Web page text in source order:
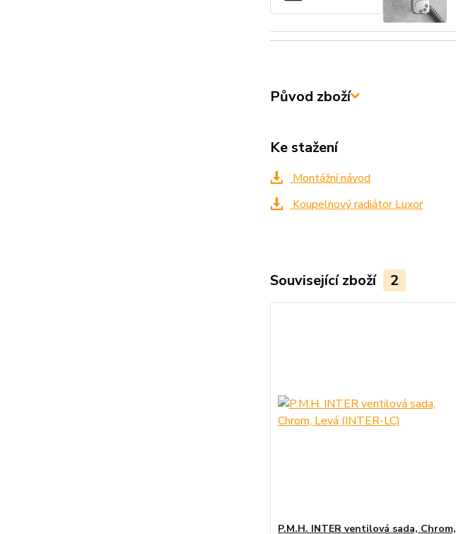
Původ zboží
Ke stažení
Montážní návod
Koupelnový radiátor Luxor
Související zboží 2
P.M.H. INTER ventilová sada, Chrom,